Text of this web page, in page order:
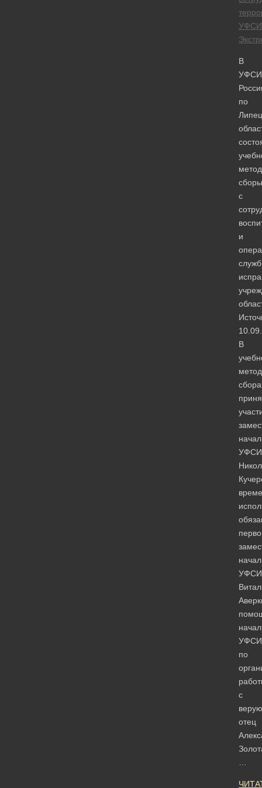
В
по
сборы
с
и
служб
В
по
с
отец